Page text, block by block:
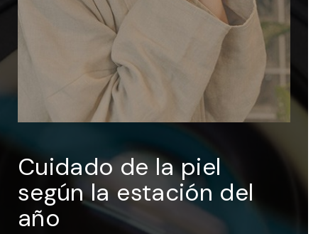
Cuidado de la piel
según la estación del
año
Recuérdame